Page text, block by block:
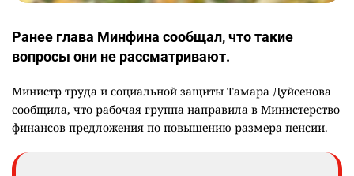
Ранее глава Минфина сообщал, что такие
вопросы они не рассматривают.
Министр труда и социальной защиты Тамара Дуйсенова
сообщила, что рабочая группа направила в Министерство
финансов предложения по повышению размера пенсии.